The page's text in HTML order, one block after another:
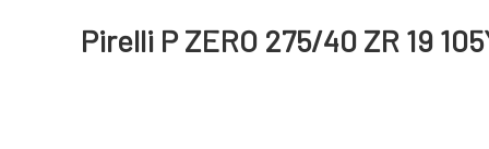
Pirelli P ZERO 275/40 ZR 19